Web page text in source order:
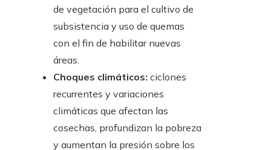
de vegetación para el cultivo de
subsistencia y uso de quemas
con el fin de habilitar nuevas
áreas.
Choques climáticos: ciclones
recurrentes y variaciones
climáticas que afectan las
cosechas, profundizan la pobreza
y aumentan la presión sobre los